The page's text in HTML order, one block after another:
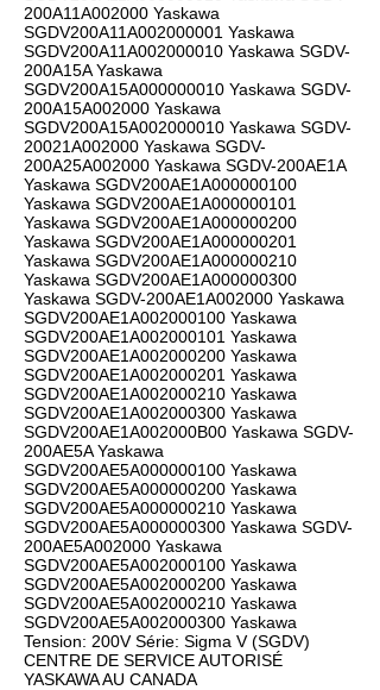
200A11A002000 Yaskawa
SGDV200A11A002000001 Yaskawa
SGDV200A11A002000010 Yaskawa SGDV-
200A15A Yaskawa
SGDV200A15A000000010 Yaskawa SGDV-
200A15A002000 Yaskawa
SGDV200A15A002000010 Yaskawa SGDV-
20021A002000 Yaskawa SGDV-
200A25A002000 Yaskawa SGDV-200AE1A
Yaskawa SGDV200AE1A000000100
Yaskawa SGDV200AE1A000000101
Yaskawa SGDV200AE1A000000200
Yaskawa SGDV200AE1A000000201
Yaskawa SGDV200AE1A000000210
Yaskawa SGDV200AE1A000000300
Yaskawa SGDV-200AE1A002000 Yaskawa
SGDV200AE1A002000100 Yaskawa
SGDV200AE1A002000101 Yaskawa
SGDV200AE1A002000200 Yaskawa
SGDV200AE1A002000201 Yaskawa
SGDV200AE1A002000210 Yaskawa
SGDV200AE1A002000300 Yaskawa
SGDV200AE1A002000B00 Yaskawa SGDV-
200AE5A Yaskawa
SGDV200AE5A000000100 Yaskawa
SGDV200AE5A000000200 Yaskawa
SGDV200AE5A000000210 Yaskawa
SGDV200AE5A000000300 Yaskawa SGDV-
200AE5A002000 Yaskawa
SGDV200AE5A002000100 Yaskawa
SGDV200AE5A002000200 Yaskawa
SGDV200AE5A002000210 Yaskawa
SGDV200AE5A002000300 Yaskawa
Tension: 200V Série: Sigma V (SGDV)
CENTRE DE SERVICE AUTORISÉ
YASKAWA AU CANADA